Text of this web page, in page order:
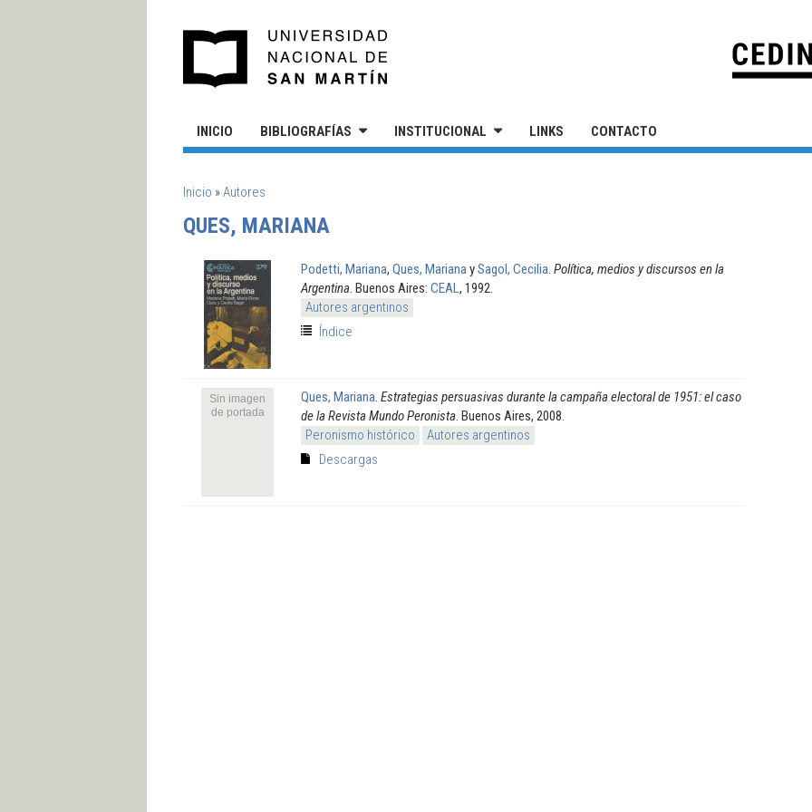
INICIO BIBLIOGRAFÍAS INSTITUCIONAL LINKS CONTACTO
SE ENCUENTRA USTED AQUÍ
Inicio »Autores
QUES, MARIANA
Podetti, Mariana, Ques, Mariana ySagol, Cecilia Política, medios y discursos en la
Argentina . Buenos Aires: CEAL , 1992.
Autores argentinos
Índice
Sin imagen
de portada
Ques, Mariana Estrategias persuasivas durante la campaña electoral de 1951: el caso
de la Revista Mundo Peronista . Buenos Aires, 2008.
Peronismo histórico
Autores argentinos
Descargas